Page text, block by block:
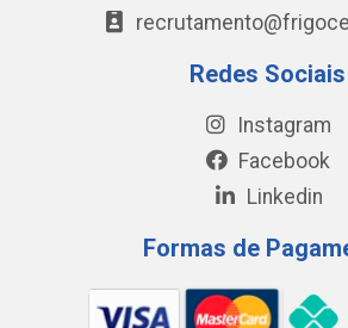
Redes Sociais
Instagram
Facebook
Linkedin
Formas de